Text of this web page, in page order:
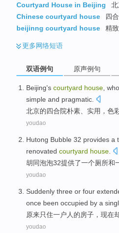
Courtyard House in Beijing
Chinese courtyard house
四
beijinng courtyard house
精
更多网络短语
双语例句 原声例句
Beijing's courtyard house,
simple and pragmatic.
北京的四合院朴素、 实用 ， 色
youdao
Hutong Bubble 32 provides a
renovated courtyard house
胡同泡泡32提供了一个厕所和
youdao
Suddenly three or four
once been occupied by a
原来只住一户 人 的房子 ， 现在
youdao